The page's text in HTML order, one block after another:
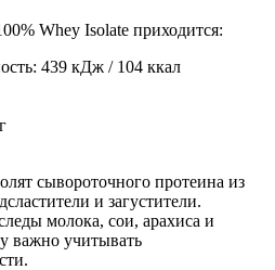
Whey Isolate приходится:
439 кДж / 104 ккал
сывороточного протеина из
и загустители.
молока, сои, арахиса и
важно учитывать